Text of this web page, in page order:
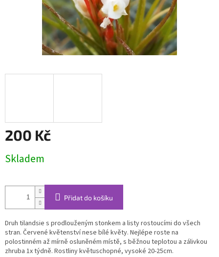
200 Kč
cena:
Skladem
Přidat do košíku
Druh tilandsie s prodlouženým stonkem a listy rostoucími do všech
stran. Červené květenství nese bílé květy. Nejlépe roste na
polostinném až mírně osluněném místě, s běžnou teplotou a zálivkou
zhruba 1x týdně. Rostliny květuschopné, vysoké 20-25cm.